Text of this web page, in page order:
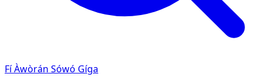
Fí Àwòrán Sówó Gíga